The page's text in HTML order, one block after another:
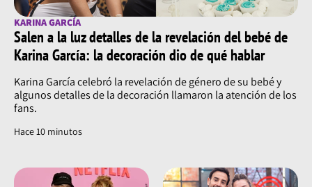
KARINA GARCÍA
Salen a la luz detalles de la revelación del bebé de
Karina García: la decoración dio de qué hablar
Karina García celebró la revelación de género de su bebé y
algunos detalles de la decoración llamaron la atención de los
fans.
Hace 10 minutos